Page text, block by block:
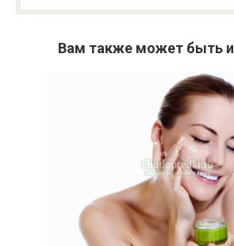
Вам также может быть